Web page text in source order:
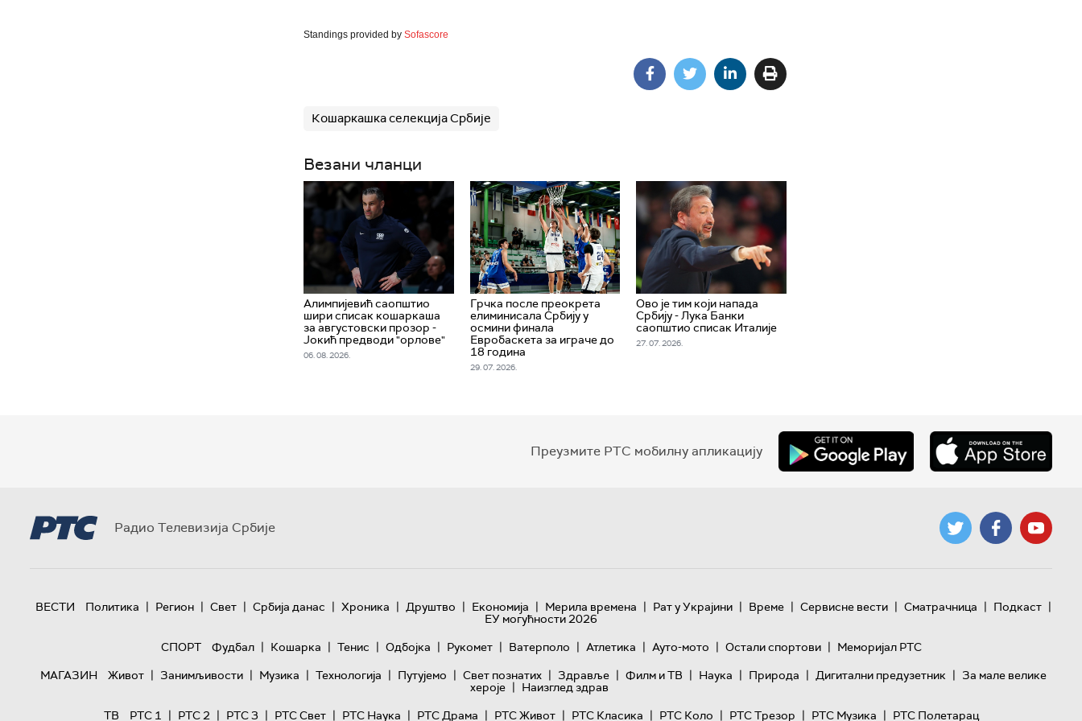
Standings provided by Sofascore
Кошаркашка селекција Србије
Везани чланци
Алимпијевић саопштио
шири списак кошаркаша
за августовски прозор -
Јокић предводи "орлове"
06. 08. 2026.
Грчка после преокрета
елиминисала Србију у
осмини финала
Евробаскета за играче до
18 година
29. 07. 2026.
Ово је тим који напада
Србију - Лука Банки
саопштио списак Италије
27. 07. 2026.
Преузмите РТС мобилну апликацију
Радио Телевизија Србије
ВЕСТИ Политика | Регион | Свет | Србија данас | Хроника | Друштво | Економија | Мерила времена | Рат у Украјини | Време | Сервисне вести | Сматрачница | Подкаст |
ЕУ могућности 2026
СПОРТ
Фудбал | Кошарка | Тенис | Одбојка | Рукомет | Ватерполо | Атлетика | Ауто-мото | Остали спортови | Меморијал РТС
МАГАЗИН
Живот | Занимљивости | Музика | Технологијa | Путујемо | Свет познатих | Здравље | Филм и ТВ | Наука | Природа | Дигитални предузетник | За мале велике
хероје | Наизглед здрав
ТВ
РТС 1 | РТС 2 | РТС 3 | РТС Свет | РТС Наука | РТС Драма | РТС Живот | РТС Класика | РТС Коло | РТС Трезор | РТС Музика | РТС Полетарац